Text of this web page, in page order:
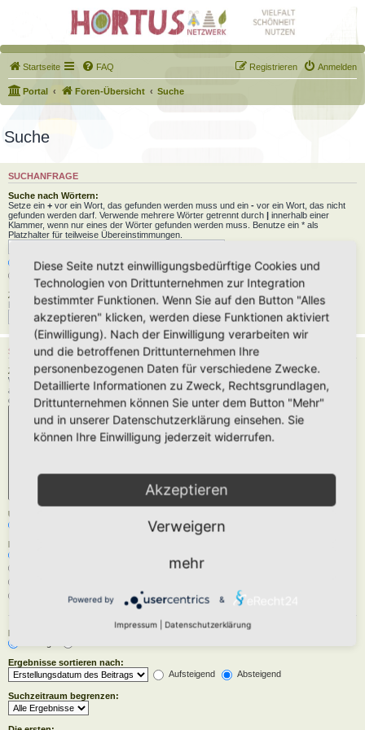
Startseite FAQ Anmelden
Registrieren
Portal Foren-Übersicht Suche
Suche
SUCHANFRAGE
Suche nach Wörtern:
Setze ein + vor ein Wort, das gefunden werden muss und ein - vor ein Wort, das nicht
gefunden werden darf. Verwende mehrere Wörter getrennt durch
innerhalb einer
Klammer, wenn nur eines der Wörter gefunden werden muss. Benutze ein * als
Platzhalter für teilweise Übereinstimmungen.
Nach allen Begriffen suchen oder Suche wie angegeben verwenden
Zu suchender Autor:
Benutze ein * als Platzhalter für teilweise Übereinstimmungen.
SUCHOPTIONEN
Zu durchsuchende Foren:
Wähle das Forum oder die Foren aus, in denen gesucht werden soll. Unterforen werden
automatisch mit durchsucht, sofern du die Option „Unterforen durchsuchen“ unten nicht
deaktivierst.
Unterforen durchsuchen:
Innerhalb suchen:
Nur im ersten Beitrag der Themen
Ergebnisse anzeigen als:
Ergebnisse sortieren nach:
Aufsteigend
Absteigend
Suchzeitraum begrenzen:
Diese Seite nutzt einwilligungsbedürftige Cookies und
Technologien von Drittunternehmen zur Integration
bestimmter Funktionen. Wenn Sie auf den Button "Alles
akzeptieren" klicken, werden diese Funktionen aktiviert
(Einwilligung). Nach der Einwilligung verarbeiten wir
und die betroffenen Drittunternehmen Ihre
personenbezogenen Daten für verschiedene Zwecke.
Detaillierte Informationen zu Zweck, Rechtsgrundlagen,
Drittunternehmen können Sie unter dem Button "Mehr"
und in unserer Datenschutzerklärung einsehen. Sie
können Ihre Einwilligung jederzeit widerrufen.
Akzeptieren
Verweigern
mehr
Powered by &
Impressum Datenschutzerklärung